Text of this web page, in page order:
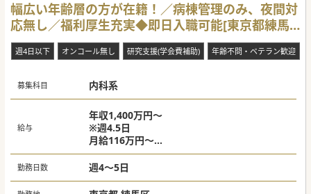
ルは同行スタッフが対応するため落ち着いて待機できます。
【募集背景】
■地域で密な医療連携を構築しており、メディアでの紹介や
患者数の急増に伴いさらなる診療体制の拡充が求められてい
ます。
す。
■世代交代や将来の開業を見据えた人材の育成に注力してお
#秋入職可
幅広い年齢層の方が在籍！／病棟管理のみ、夜間対
応無し／福利厚生充実◆即日入職可能[東京都練馬
区]
週4日以下 オンコール無し 研究支援(学会費補助) 年齢不問・ベテラン歓迎
募集科目 内科系
給与
年収1,400万円～
※週4.5日
月給116万円～
※ご経験によって変動あり
勤務日数 週4～5日